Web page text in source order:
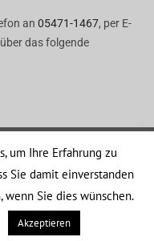
an 05471-1467, per E-
das folgende
Bohmte
Bohmte e.V.
um Ihre Erfahrung zu
Sie damit einverstanden
wenn Sie dies wünschen.
Akzeptieren